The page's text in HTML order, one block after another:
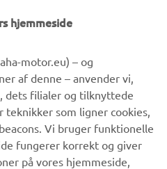
unmatched performance
looks, Yamaha’s range of
FULL RANGE
hjemmeside
motor.eu) – og
af denne – anvender vi,
dets filialer og tilknyttede
teknikker som ligner cookies,
Vi bruger funktionelle
fungerer korrekt og giver
på vores hjemmeside,